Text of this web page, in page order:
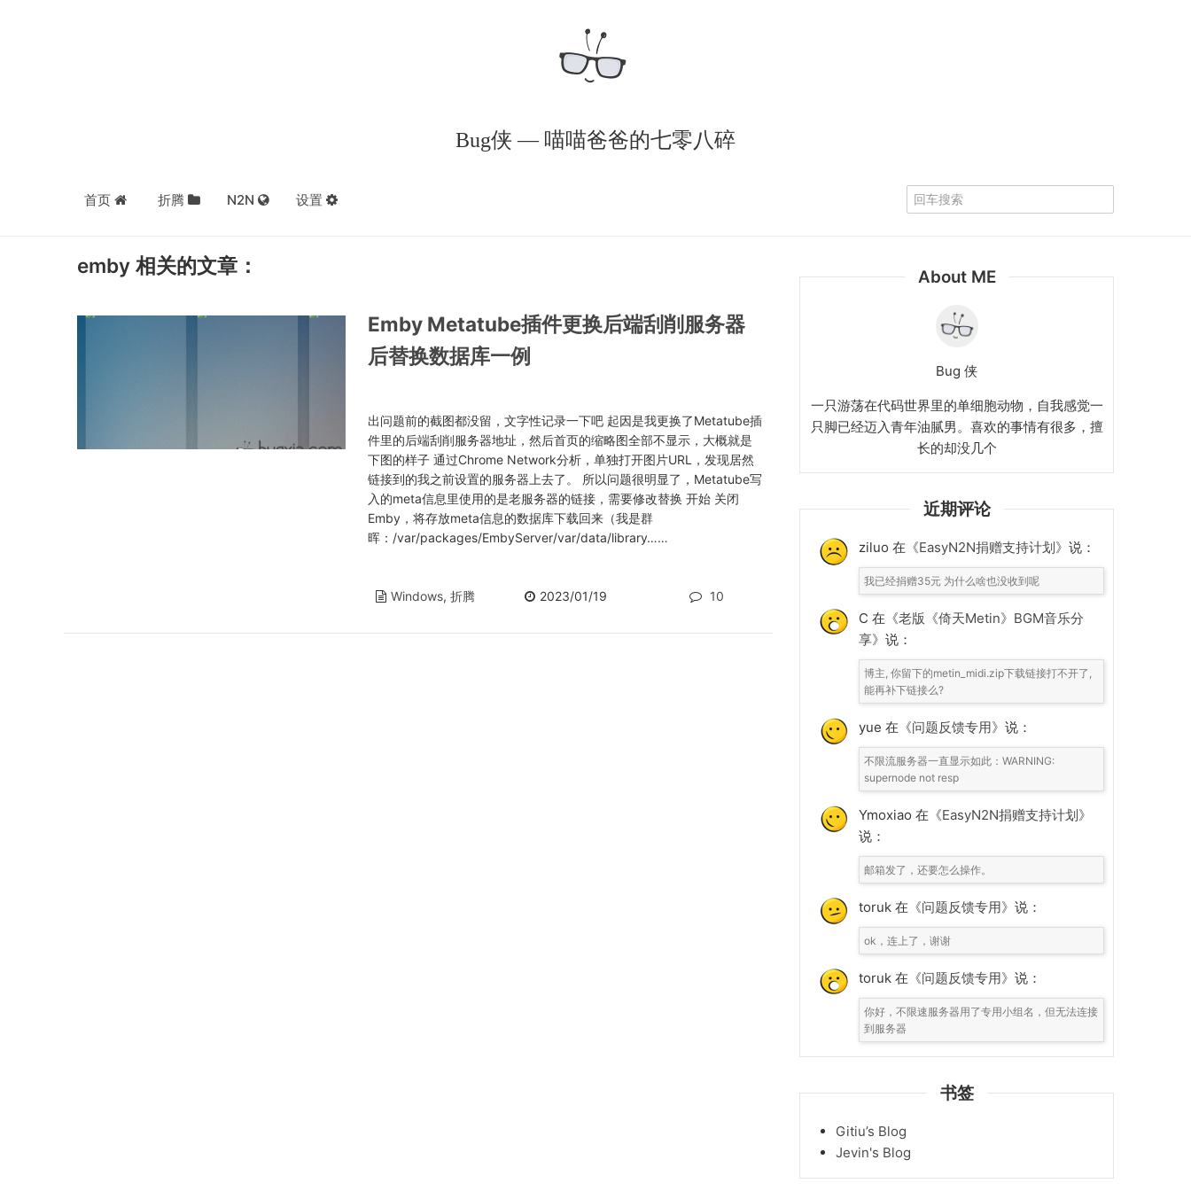
Bug侠 — 喵喵爸爸的七零八碎
首页 折腾 N2N 设置
emby 相关的文章：
Emby Metatube插件更换后端刮削服务器
后替换数据库一例
出问题前的截图都没留，文字性记录一下吧 起因是我更换了Metatube插
件里的后端刮削服务器地址，然后首页的缩略图全部不显示，大概就是
下图的样子 通过Chrome Network分析，单独打开图片URL，发现居然
链接到的我之前设置的服务器上去了。 所以问题很明显了，Metatube写
入的meta信息里使用的是老服务器的链接，需要修改替换 开始 关闭
Emby，将存放meta信息的数据库下载回来（我是群
晖：/var/packages/EmbyServer/var/data/library……
Windows, 折腾 2023/01/19 10
About ME
Bug 侠
一只游荡在代码世界里的单细胞动物，自我感觉一
只脚已经迈入青年油腻男。喜欢的事情有很多，擅
长的却没几个
近期评论
ziluo 在 《EasyN2N捐赠支持计划》 说：
我已经捐赠35元 为什么啥也没收到呢
C 在 《老版《倚天Metin》BGM音乐分
享》 说：
博主, 你留下的metin_midi.zip下载链接打不开了,
能再补下链接么?
yue 在 《问题反馈专用》 说：
不限流服务器一直显示如此：WARNING:
supernode not resp
Ymoxiao 在 《EasyN2N捐赠支持计划》
说：
邮箱发了，还要怎么操作。
toruk 在 《问题反馈专用》 说：
ok，连上了，谢谢
toruk 在 《问题反馈专用》 说：
你好，不限速服务器用了专用小组名，但无法连接
到服务器
书签
Gitiu’s Blog
Jevin's Blog